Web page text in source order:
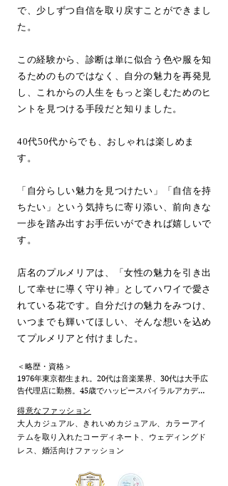
で、少しずつ自信を取り戻すことができまし
た。
この経験から、診断は単に似合う色や服を知
るためのものではなく、 自分の魅力を再発見
し、これからの人生をもっと楽しむためのヒ
ントを見つける手段だと知りました。
40代50代からでも、おしゃれは楽しめま
す。
「自分らしい魅力を見つけたい」「自信を持
ちたい」という気持ちに寄り添い、前向きな
一歩を踏み出すお手伝いができれば嬉しいで
す。
店名のプルメリアは、「女性の魅力を引き出
して幸せに導く守り神」としてハワイで愛さ
れている花です。自分だけの魅力をみつけ、
いつまでも輝いてほしい、そんな想いを込め
てプルメリアと付けました。
＜略歴・資格＞
1976年東京都生まれ。20代は音楽業界、30代は大手広
告代理店に勤務。45歳でハッピースパイラルアカデミ
東京都中央区にてプルメリアを開業。
認定資格
・日本顔タイプ診断協会 骨格診断アドバイザー
得意なファッション
​大人カジュアル、きれいめカジュアル、カラーアイ
テムを取り入れたコーディネート、ウェディングド
レス、婚活向けファッション